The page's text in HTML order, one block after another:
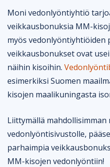
Moni vedonlyöntiyhtiö
veikkausbonuksia MM-
myös vedonlyöntiyhtiöiden
veikkausbonukset ovat
näihin kisoihin.
esimerkiksi Suomen
kisojen maalikuningasta
Liittymällä mahdollisimman
vedonlyöntisivustolle,
parhaimpia
MM-kisojen vedonlyöntiin!